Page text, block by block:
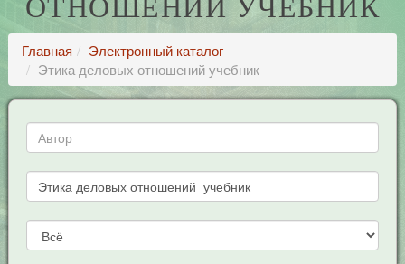
ОТНОШЕНИЙ УЧЕБНИК
Главная
Электронный каталог
Этика деловых отношений учебник